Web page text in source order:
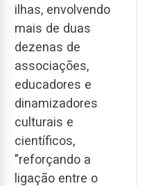
ilhas, envolvendo
mais de duas
dezenas de
associações,
educadores e
dinamizadores
culturais e
científicos,
"reforçando a
ligação entre o